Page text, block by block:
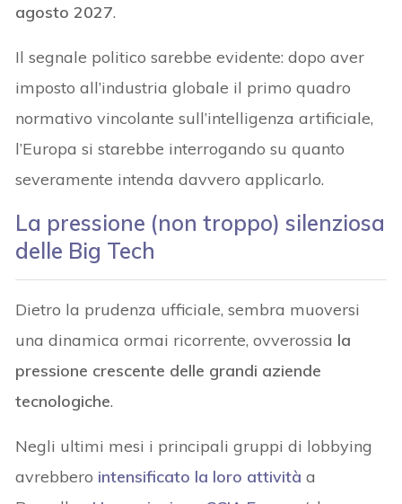
agosto 2027.
Il segnale politico sarebbe evidente: dopo aver
imposto all’industria globale il primo quadro
normativo vincolante sull’intelligenza artificiale,
l’Europa si starebbe interrogando su quanto
severamente intenda davvero applicarlo.
La pressione (non troppo) silenziosa
delle Big Tech
Dietro la prudenza ufficiale, sembra muoversi
una dinamica ormai ricorrente, ovverossia la
pressione crescente delle grandi aziende
tecnologiche.
Negli ultimi mesi i principali gruppi di lobbying
avrebbero intensificato la loro attività a